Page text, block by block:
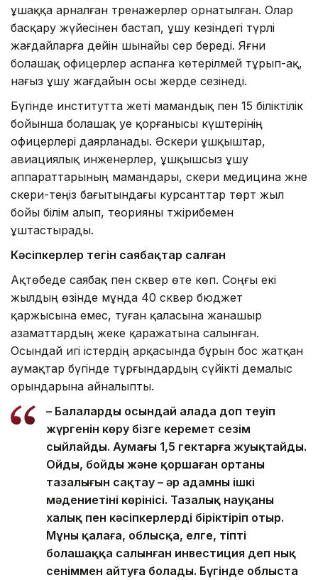
ұшаққа арналған тренажерлер орнатылған. Олар
басқару жүйесінен бастап, ұшу кезіндегі түрлі
жағдайларға дейін шынайы әсер береді. Яғни
болашақ офицерлер аспанға көтерілмей тұрып-ақ,
нағыз ұшу жағдайын осы жерде сезінеді.
Бүгінде институтта жеті мамандық пен 15 біліктілік
бойынша болашақ әуе қорғанысы күштерінің
офицерлері даярланады. Әскери ұшқыштар,
авиациялық инженерлер, ұшқышсыз ұшу
аппараттарының мамандары, әскери медицина және
әскери-теңіз бағытындағы курсанттар төрт жыл
бойы білім алып, теорияны тәжірибемен
ұштастырады.
Кәсіпкерлер тегін саябақтар салған
Ақтөбеде саябақ пен сквер өте көп. Соңғы екі
жылдың өзінде мұнда 40 сквер бюджет
қаржысына емес, туған қаласына жанашыр
азаматтардың жеке қаражатына салынған.
Осындай игі істердің арқасында бұрын бос жатқан
аумақтар бүгінде тұрғындардың сүйікті демалыс
орындарына айналыпты.
– Балалардың осындай алаңда доп теуіп
жүргенін көру бізге керемет сезім
сыйлайды. Аумағы 1,5 гектарға жуықтайды.
Ойдың, бойдың және қоршаған ортаның
тазалығын сақтау – әр адамның ішкі
мәдениетінің көрінісі. Тазалық науқаны
халық пен кәсіпкерлерді біріктіріп отыр.
Мұны қалаға, облысқа, елге, тіпті
болашаққа салынған инвестиция деп нық
сеніммен айтуға болады. Бүгінде облыста